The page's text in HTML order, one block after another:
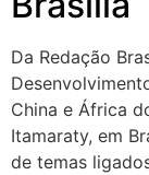
Da Redação
China e África
Itamaraty, em
de temas